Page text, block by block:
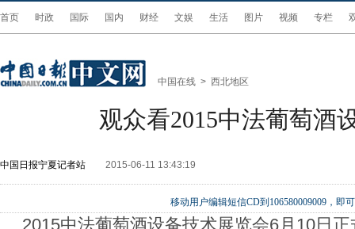
首页 时政 国际 国内 财经 文娱 生活 图片 视频 专栏
中国在线 > 西北地区
观众看2015中法葡萄酒
中国日报宁夏记者站 2015-06-11 13:43:19
移动用户编辑短信CD到106580009009，即
2015中法葡萄酒设备技术展览会6月 10日